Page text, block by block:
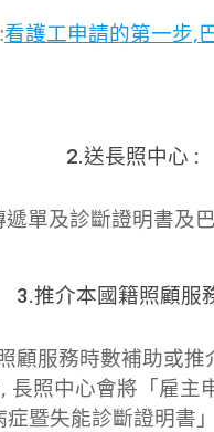
看護工申請的第一步,
2.送長照中心 :
單及診斷證明書及
3.推介本國籍照顧服
顧服務時數補助或
照中心會將「雇
暨失能診斷證明書